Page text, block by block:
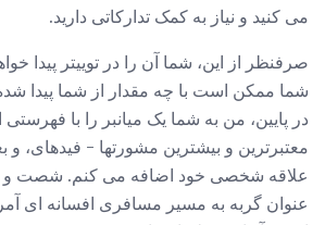
می کنید و نیاز به کمک تدارکاتی دارید.
صرفنظر از این، شما آن را در توییتر پیدا
شما ممکن است با چه مقدار از شما پیدا
در پایین، من به شما یک میانبر را با فهرستی
معتبرترین و بیشترین مشورتها - فیدهای، و
علاقه شخصی خود اضافه می کنم. شصت و
عنوان گربه به مسیر مسافری افسانه ای